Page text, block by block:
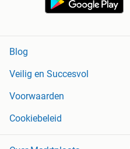
Blog
Veilig en Succesvol
Voorwaarden
Cookiebeleid